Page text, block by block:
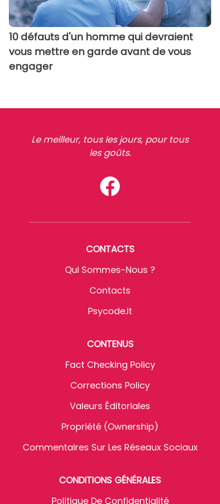
10 défauts d'un homme qui devraient
vous mettre en garde avant de vous
engager
Le meilleur, tous les jours, pour tous
les goûts.
CONTACTS
Qui Sommes-Nous ?
Contacts
Psycode.it
CONTENUS
Fact Checking Policy
Corrections Policy
Valeurs Éditoriales
Propriété (Ownership)
Commentaires Sur Les Réseaux Sociaux
CONDITIONS GÉNÉRALES
Politique De Confidentialité